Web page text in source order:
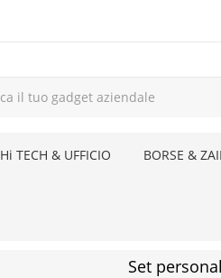
Hi TECH & UFFICIO BORSE &
Set